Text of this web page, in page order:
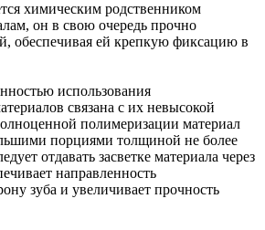
химическим родственником
он в свою очередь прочно
обеспечивая ей крепкую фиксацию в
использования
связана с их невысокой
полимеризации материал
порциями толщиной не более
отдавать засветке материала через
направленность
зуба и увеличивает прочность